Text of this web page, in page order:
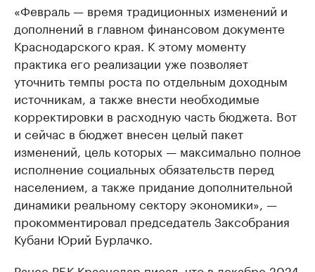
«Февраль — время традиционных изменений и
дополнений в главном финансовом документе
Краснодарского края. К этому моменту
практика его реализации уже позволяет
уточнить темпы роста по отдельным доходным
источникам, а также внести необходимые
корректировки в расходную часть бюджета. Вот
и сейчас в бюджет внесен целый пакет
изменений, цель которых — максимально полное
исполнение социальных обязательств перед
населением, а также придание дополнительной
динамики реальному сектору экономики», —
прокомментировал председатель Заксобрания
Кубани Юрий Бурлачко.